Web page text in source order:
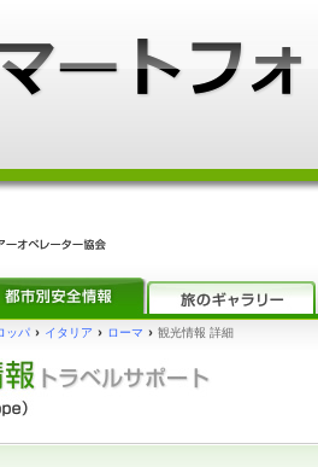
ッパ › イタリア › ローマ › 観光情報 詳細